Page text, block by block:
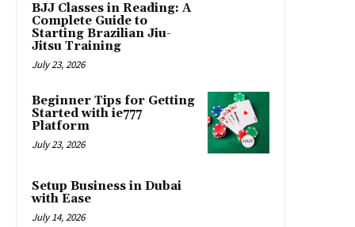
BJJ Classes in Reading: A
Complete Guide to
Starting Brazilian Jiu-
Jitsu Training
July 23, 2026
Beginner Tips for Getting
Started with ie777
Platform
July 23, 2026
Setup Business in Dubai
with Ease
July 14, 2026